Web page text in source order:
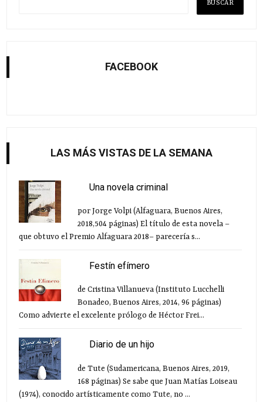
FACEBOOK
LAS MÁS VISTAS DE LA SEMANA
Una novela criminal
por Jorge Volpi (Alfaguara, Buenos Aires,
2018,504 páginas) El título de esta novela –
que obtuvo el Premio Alfaguara 2018– parecería s...
Festín efímero
de Cristina Villanueva (Instituto Lucchelli
Bonadeo, Buenos Aires, 2014, 96 páginas)
Como advierte el excelente prólogo de Héctor Frei...
Diario de un hijo
de Tute (Sudamericana, Buenos Aires, 2019,
168 páginas) Se sabe que Juan Matías Loiseau
(1974), conocido artísticamente como Tute, no ...